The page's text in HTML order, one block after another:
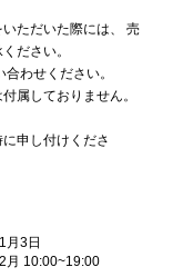
ただいた際には、 売
ださい。
わせください。
属しておりません。
申し付けくださ
月3日
月 10:00~19:00